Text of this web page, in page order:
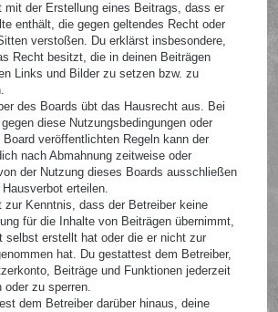
mit der Erstellung eines Beitrags, dass er
enthält, die gegen geltendes Recht oder
verstoßen. Du erklärst insbesondere,
Recht besitzt, die in deinen Beiträgen
Links und Bilder zu setzen bzw. zu
des Boards übt das Hausrecht aus. Bei
diese Nutzungsbedingungen oder
Board veröffentlichten Regeln kann der
nach Abmahnung zeitweise oder
der Nutzung dieses Boards ausschließen
erteilen.
zur Kenntnis, dass der Betreiber keine
für die Inhalte von Beiträgen übernimmt,
selbst erstellt hat oder die er nicht zur
hat. Du gestattest dem Betreiber,
Beiträge und Funktionen jederzeit
oder zu sperren.
dem Betreiber darüber hinaus, deine